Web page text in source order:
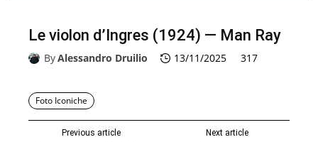
Le violon d’Ingres (1924) — Man Ray
ByAlessandro Druilio 13/11/2025 317
Foto Iconiche
Previous article Next article